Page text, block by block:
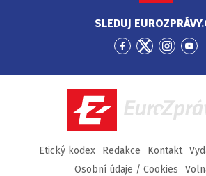
SLEDUJ
Přejít
Facebook
Přejít
Twitter
Přejít
EuroZprávy.cz
Etický kodex Redakce Kontakt
Osobní údaje / Cookies